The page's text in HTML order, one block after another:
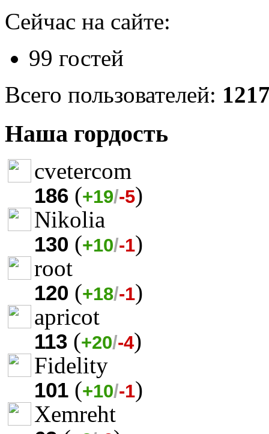
Сейчас на сайте:
99 гостей
Всего пользователей:
Наша гордость
cvetercom
186 (+19/-5)
Nikolia
130 (+10/-1)
root
120 (+18/-1)
apricot
113 (+20/-4)
Fidelity
101 (+10/-1)
Xemreht